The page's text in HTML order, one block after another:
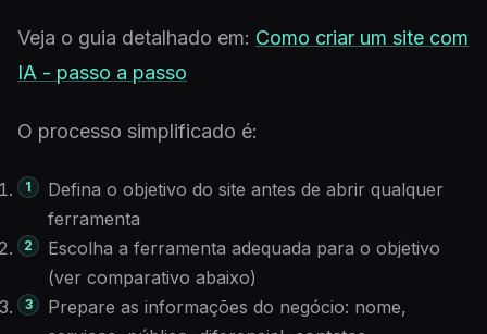
Veja o guia detalhado em: Como criar um site com
IA - passo a passo
O processo simplificado é:
Defina o objetivo do site antes de abrir qualquer
ferramenta
Escolha a ferramenta adequada para o objetivo
(ver comparativo abaixo)
Prepare as informações do negócio: nome,